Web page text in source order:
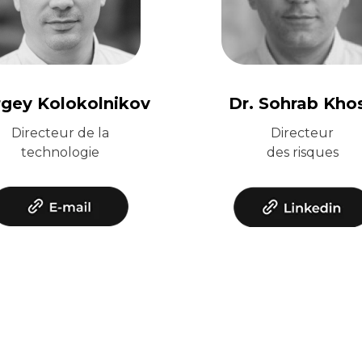
Kolokolnikov
Directeur de la
technologie
Dr. Sohrab
Directeur
des risques